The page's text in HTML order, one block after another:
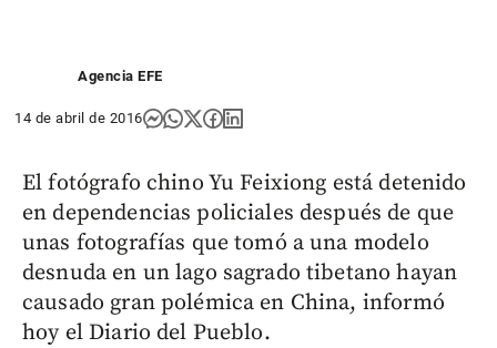
Agencia EFE
14 de abril de 2016
El fotógrafo chino Yu Feixiong está detenido
en dependencias policiales después de que
unas fotografías que tomó a una modelo
desnuda en un lago sagrado tibetano hayan
causado gran polémica en China, informó
hoy el Diario del Pueblo.